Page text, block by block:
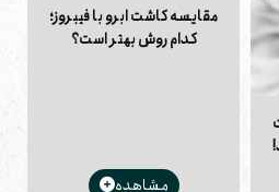
مقایسه کاشت ابرو با فیبروز؛
کدام روش بهتر است؟
مشاهده